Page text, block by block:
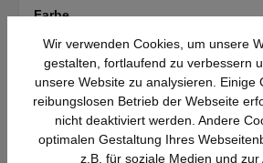
Farbe
rot_1
blau gelb grau
3,21 €*
Wir verwenden Cookies, um unsere
gestalten, fortlaufend zu verbessern
unsere Website zu analysieren. Einige
reibungslosen Betrieb der Webseite
nicht deaktiviert werden. Andere
optimalen Gestaltung Ihres
z.B. für soziale Medien und zur